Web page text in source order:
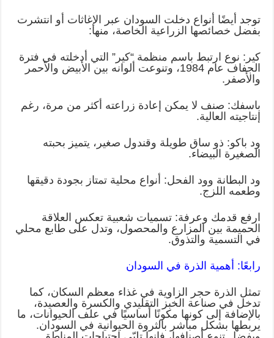
توجد أيضًا أنواع دخلت السودان عبر الإغاثات أو انتشرت
بفضل خصائصها الزراعية الخاصة، منها:
كير: نوع ارتبط باسم منظمة “كير” التي أدخلته في فترة
الجفاف عام 1984، وتنوعت ألوانه بين الأبيض والأحمر
والأصفر.
باسفك: صنف لا يمكن إعادة زراعته أكثر من مرة، رغم
إنتاجيته العالية.
ود باكو: ذو ساق طويلة وقندول صغير، يتميز بحبته
الصغيرة البيضاء.
ود البطانة وود الفحل: أنواع محلية تمتاز بجودة دقيقها
وطعمه اللزج.
ارفع قدمك وعرفة: تسميات شعبية تعكس العلاقة
الحميمة بين المزارع والمحصول، وتدل على طابع محلي
في التسمية والتذوق.
رابعًا: أهمية الذرة في السودان
تمثل الذرة حجر الزاوية في غذاء معظم السكان، كما
تدخل في صناعة الخبز التقليدي والكسرة والعصيدة،
بالإضافة إلى كونها مكونًا أساسيًا في علف الحيوانات، ما
يربطها بشكل مباشر بالثروة الحيوانية في السودان.